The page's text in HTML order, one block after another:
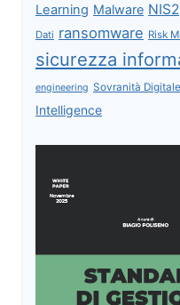
Learning Malware NIS2
Dati ransomware Risk
sicurezza
engineering Sovranità Digitale
Intelligence